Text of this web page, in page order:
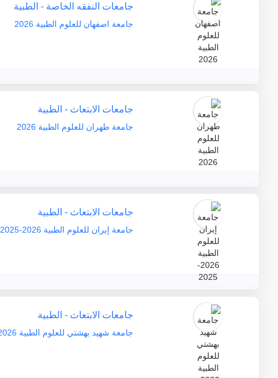
جامعات النفقه الخاصة - الطبية
جامعة اصفهان للعلوم الطبية 2026
جامعات الابتعاث - الطبية
جامعة طهران للعلوم الطبية 2026
جامعات الابتعاث - الطبية
جامعة إيران للعلوم الطبية 2026-2025
جامعات الابتعاث - الطبية
جامعة شهيد بهشتي للعلوم الطبية 2026-2025